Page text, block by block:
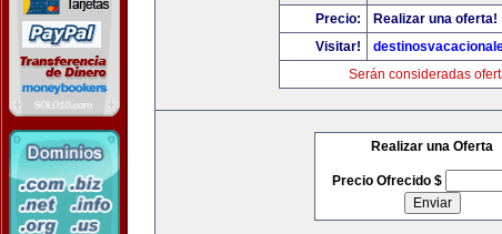
Precio:
Realizar una oferta!
Visitar!
Serán consideradas
Realizar una Oferta
Precio Ofrecido $